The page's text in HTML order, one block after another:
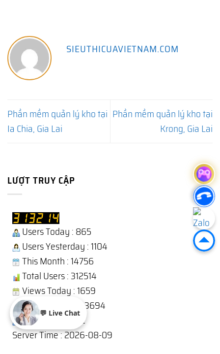
SIEUTHICUAVIETNAM.COM
Phần mềm quản lý kho tại
Ia Chia, Gia Lai
Phần mềm quản lý kho tại
Krong, Gia Lai
LƯỢT TRUY CẬP
Users Today : 865
Users Yesterday : 1104
This Month : 14756
Total Users : 312514
Views Today : 1659
Total views : 1243694
Who's Online : 12
Server Time : 2026-08-09
💬 Live Chat